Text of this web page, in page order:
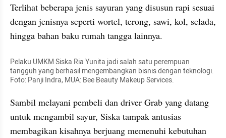
Terlihat beberapa jenis sayuran yang disusun rapi sesuai
dengan jenisnya seperti wortel, terong, sawi, kol, selada,
hingga bahan baku rumah tangga lainnya.
Pelaku UMKM Siska Ria Yunita jadi salah satu perempuan
tangguh yang berhasil mengembangkan bisnis dengan teknologi.
Foto: Panji Indra, MUA: Bee Beauty Makeup Services.
Sambil melayani pembeli dan driver Grab yang datang
untuk mengambil sayur, Siska tampak antusias
membagikan kisahnya berjuang memenuhi kebutuhan